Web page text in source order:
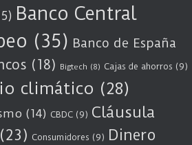
Banco Central
(35) Banco de España
(18) Bigtech (8) Cajas de ahorros (9)
climático (28)
(14) CBDC (9) Cláusula
(23) Consumidores (9) Dinero